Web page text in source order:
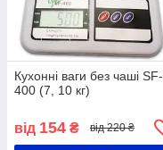
Кухонні ваги без чаші SF-
400 (7, 10 кг)
від 154 ₴ від 220 ₴